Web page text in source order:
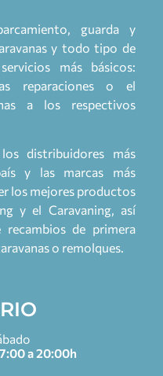
guarda y
y todo tipo de
más básicos:
reparaciones o el
a los respectivos
distribuidores más
y las marcas más
los mejores productos
y el Caravaning, así
de primera
o remolques.
a 20:00h